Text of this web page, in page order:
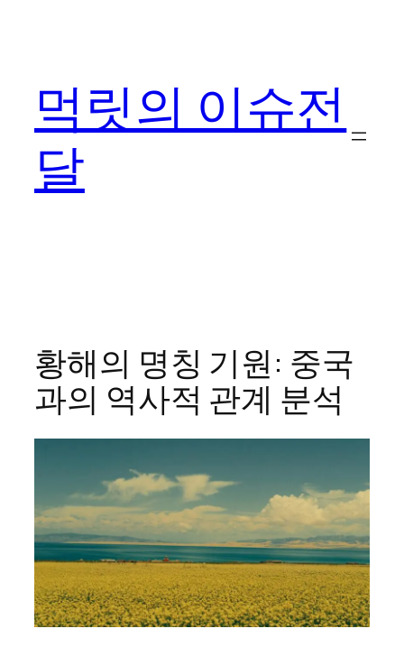
먹릿의 이슈전
달
황해의 명칭 기원: 중국
과의 역사적 관계 분석